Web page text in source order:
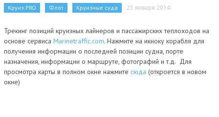
Круиз.PRO Флот Круизные суда 23 января 2014
Трекинг позиций круизных лайнеров и пассажирских теплоходов на
основе сервиса Marinetraffic.com. Нажмите на икноку корабля для
получения информации о последней позиции судна, порте
назначения, информации о маршруте, фотографий и т.д. Для
просмотра карты в полном окне нажмите сюда (откроется в новом
окне)